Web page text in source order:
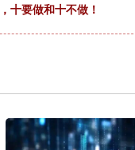
十要做和十不做！